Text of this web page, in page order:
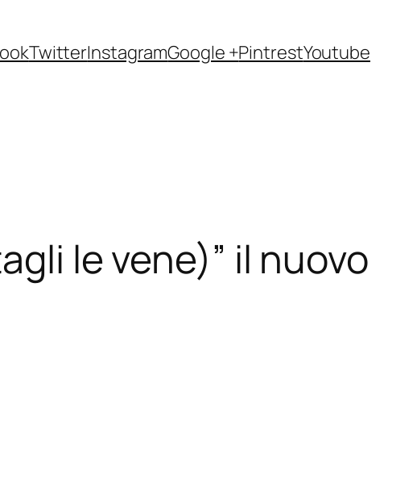
TwitterInstagramGoogle +PintrestYoutube
le vene)” il nuovo